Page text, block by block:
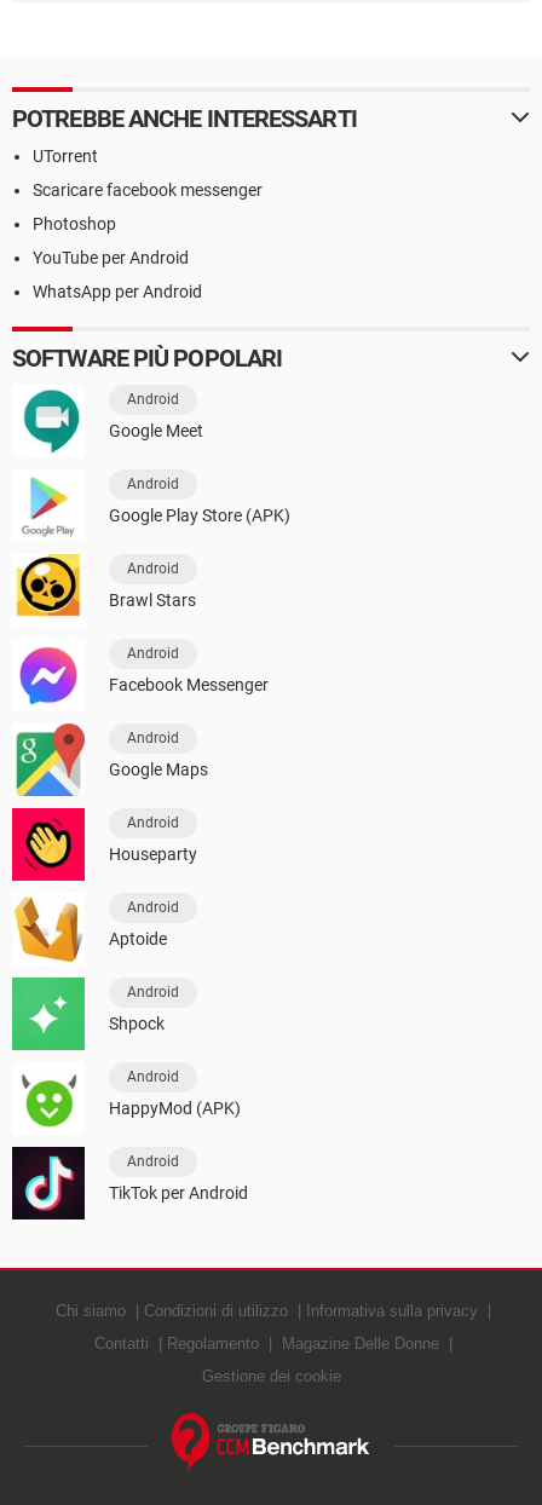
POTREBBE ANCHE INTERESSARTI
UTorrent
Scaricare facebook messenger
Photoshop
YouTube per Android
WhatsApp per Android
SOFTWARE PIÙ POPOLARI
Android
Google Meet
Android
Google Play Store (APK)
Android
Brawl Stars
Android
Facebook Messenger
Android
Google Maps
Android
Houseparty
Android
Aptoide
Android
Shpock
Android
HappyMod (APK)
Android
TikTok per Android
Chi siamo Condizioni di utilizzo
Informativa sulla privacy
Contatti
Regolamento
Magazine Delle Donne
Gestione dei cookie